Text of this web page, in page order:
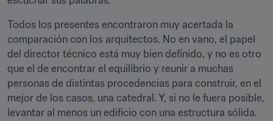
Todos los presentes encontraron muy acertada la
comparación con los arquitectos. No en vano, el papel
del director técnico está muy bien definido, y no es otro
que el de encontrar el equilibrio y reunir a muchas
personas de distintas procedencias para construir, en el
mejor de los casos, una catedral. Y, si no le fuera posible,
levantar al menos un edificio con una estructura sólida.